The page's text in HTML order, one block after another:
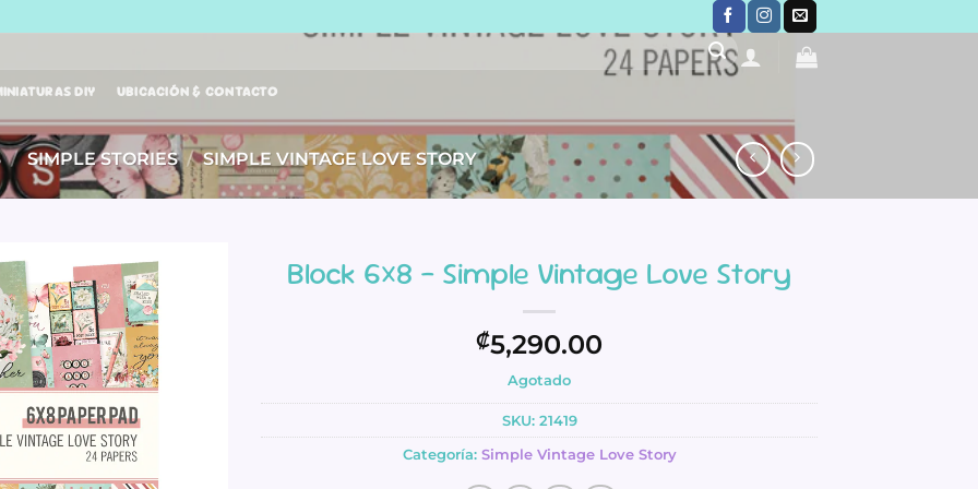
DIY UBICACIÓN & CONTACTO
/ SIMPLE STORIES / SIMPLE VINTAGE LOVE STORY
Block 6×8 – Simple Vintage Love Story
₡5,290.00
Agotado
SKU: 21419
Categoría: Simple Vintage Love Story